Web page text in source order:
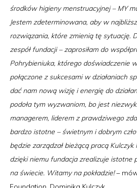
środków higieny menstruacyjnej – MY
Jestem zdeterminowana, aby w
rozwiązania, które zmienią tę sytuację.
zespół fundacji – zaprosiłam do
Pohrybieniuka, którego doświadczenie
połączone z sukcesami w działaniach
dać nam nową wizję i energię do
podoła tym wyzwaniom, bo jest
managerem, liderem z prawdziwego
bardzo istotne – świetnym i dobrym
będzie zarządzał bieżącą pracą
dzięki niemu fundacja zrealizuje istotne
na świecie. Witamy na pokładzie!–